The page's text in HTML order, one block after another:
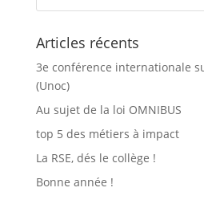
Articles récents
3e conférence internationale
(Unoc)
Au sujet de la loi OMNIBUS
top 5 des métiers à impact
La RSE, dés le collège !
Bonne année !